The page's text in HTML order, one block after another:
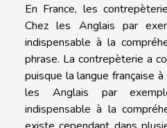
En France, les
Chez les Anglais par
indispensable à la
phrase. La contrepèterie a
puisque la langue française à
les Anglais par
indispensable à la